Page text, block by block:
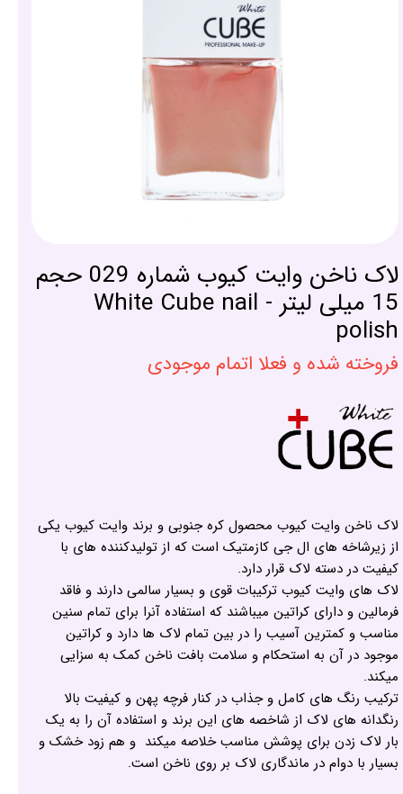
لاک ناخن وایت کیوب شماره 029 حجم
15 میلی لیتر - White Cube nail
polish
فروخته شده و فعلا اتمام موجودی
لاک ناخن وایت کیوب محصول کره جنوبی و برند وایت کیوب یکی
از زیرشاخه های ال جی کازمتیک است که از تولیدکننده های با
کیفیت در دسته لاک قرار دارد.
لاک های وایت کیوب ترکیبات قوی و بسیار سالمی دارند و فاقد
فرمالین و دارای کراتین میباشند که استفاده آنرا برای تمام سنین
مناسب و کمترین آسیب را در بین تمام لاک ها دارد و کراتین
موجود در آن به استحکام و سلامت بافت ناخن کمک به سزایی
میکند.
ترکیب رنگ های کامل و جذاب در کنار فرچه پهن و کیفیت بالا
رنگدانه های لاک از شاخصه های این برند و استفاده آن را به یک
بار لاک زدن برای پوشش مناسب خلاصه میکند و هم زود خشک و
بسیار با دوام در ماندگاری لاک بر روی ناخن است.